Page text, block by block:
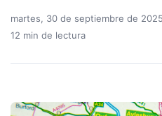
martes, 30 de septiembre de 2025
12 min de lectura